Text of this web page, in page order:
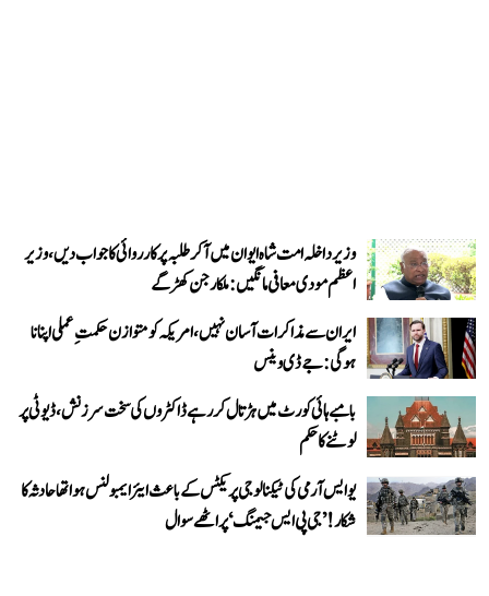
وزیر داخلہ امت شاہ ایوان میں آ کر طلبہ پر کارروائی کا جواب دیں، وزیر
اعظم مودی معافی مانگیں: ملکارجن کھڑگے
ایران سے مذاکرات آسان نہیں، امریکہ کو متوازن حکمتِ عملی اپنانا
ہوگی: جے ڈی وینس
بامبے ہائی کورٹ میں ہڑتال کر رہے ڈاکٹروں کی سخت سرزنش، ڈیوٹی پر
لوٹنے کا حکم
یو ایس آرمی کی ٹیکنالوجی پریکٹس کے باعث ایئر ایمبولنس ہوا تھا حادثہ کا
شکار! ’جی پی ایس جیمنگ‘ پر اٹھے سوال